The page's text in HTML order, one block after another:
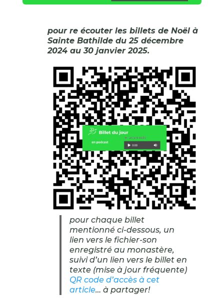
pour re écouter les billets de Noël à
Sainte Bathilde du 25 décembre
2024 au 30 janvier 2025.
pour chaque billet
mentionné ci-dessous, un
lien vers le fichier-son
enregistré au monastère,
suivi d’un lien vers le billet en
texte (mise à jour fréquente)
QR code d’accès à cet
article… à partager!